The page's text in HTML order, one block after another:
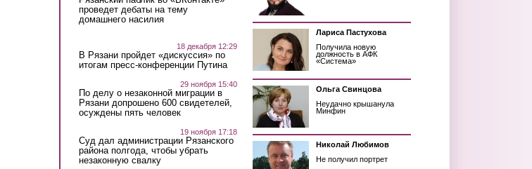
проведет дебаты на тему
домашнего насилия
18 декабря 12:29
В Рязани пройдет «дискуссия» по
итогам пресс-конференции Путина
29 ноября 15:40
По делу о незаконной миграции в
Рязани допрошено 600 свидетелей,
осуждены пять человек
19 ноября 17:18
Суд дал администрации Рязанского
района полгода, чтобы убрать
незаконную свалку
Лариса Пастухова
Получила новую
должность в АФК
«Система»
Ольга Свинцова
Неудачно крышанула
Минфин
Николай Любимов
Не получил портрет